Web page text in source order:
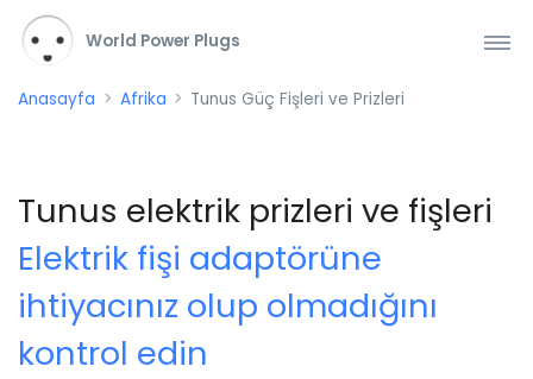
World Power Plugs
Anasayfa Afrika Tunus Güç Fişleri ve Prizleri
Tunus elektrik prizleri ve fişleri
Elektrik fişi adaptörüne
ihtiyacınız olup olmadığını
kontrol edin